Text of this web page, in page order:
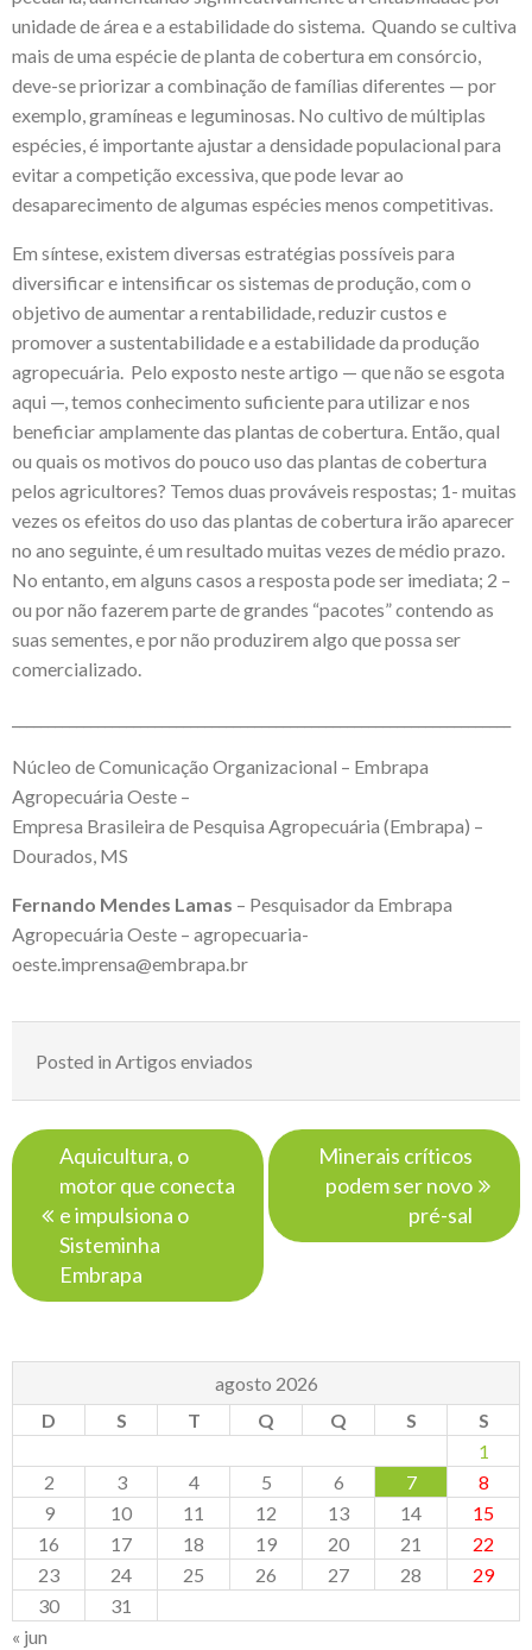
unidade de área e a estabilidade do sistema. Quando se cultiva
mais de uma espécie de planta de cobertura em consórcio,
deve-se priorizar a combinação de famílias diferentes — por
exemplo, gramíneas e leguminosas. No cultivo de múltiplas
espécies, é importante ajustar a densidade populacional para
evitar a competição excessiva, que pode levar ao
desaparecimento de algumas espécies menos competitivas.
Em síntese, existem diversas estratégias possíveis para
diversificar e intensificar os sistemas de produção, com o
objetivo de aumentar a rentabilidade, reduzir custos e
promover a sustentabilidade e a estabilidade da produção
agropecuária. Pelo exposto neste artigo — que não se esgota
aqui —, temos conhecimento suficiente para utilizar e nos
beneficiar amplamente das plantas de cobertura. Então, qual
ou quais os motivos do pouco uso das plantas de cobertura
pelos agricultores? Temos duas prováveis respostas; 1- muitas
vezes os efeitos do uso das plantas de cobertura irão aparecer
no ano seguinte, é um resultado muitas vezes de médio prazo.
No entanto, em alguns casos a resposta pode ser imediata; 2 –
ou por não fazerem parte de grandes “pacotes” contendo as
suas sementes, e por não produzirem algo que possa ser
comercializado.
Núcleo de Comunicação Organizacional – Embrapa
Agropecuária Oeste –
Empresa Brasileira de Pesquisa Agropecuária (Embrapa) –
Dourados, MS
Fernando Mendes Lamas – Pesquisador da Embrapa
Agropecuária Oeste – agropecuaria-
oeste.imprensa@embrapa.br
Posted in Artigos enviados
Navegação
de
Post
Aquicultura, o
motor que conecta
e impulsiona o
Sisteminha
Embrapa
Mine­rais crí­ti­cos
podem ser novo
pré-sal
agosto 2026
D
S T Q Q S
S
1
2
3 4 5 6 7
8
9
10 11 12 13 14
15
16
17 18 19 20 21
22
23
24 25 26 27 28
29
30
31
« jun